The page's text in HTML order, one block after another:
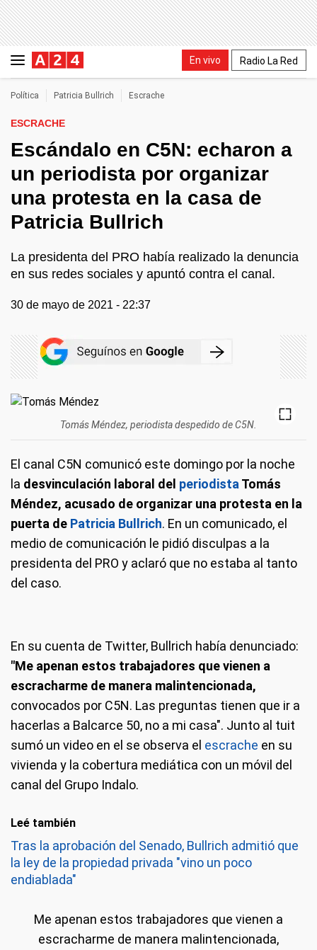
En vivo Radio La Red
Política Patricia Bullrich Escrache
ESCRACHE
Escándalo en C5N: echaron a
un periodista por organizar
una protesta en la casa de
Patricia Bullrich
La presidenta del PRO había realizado la denuncia
en sus redes sociales y apuntó contra el canal.
30 de mayo de 2021 - 22:37
Tomás Méndez, periodista despedido de C5N.
El canal C5N comunicó este domingo por la noche
la desvinculación laboral del periodista Tomás
Méndez, acusado de organizar una protesta en la
puerta de Patricia Bullrich. En un comunicado, el
medio de comunicación le pidió disculpas a la
presidenta del PRO y aclaró que no estaba al tanto
del caso.
En su cuenta de Twitter, Bullrich había denunciado:
"Me apenan estos trabajadores que vienen a
escracharme de manera malintencionada,
convocados por C5N. Las preguntas tienen que ir a
hacerlas a Balcarce 50, no a mi casa". Junto al tuit
sumó un video en el se observa el escrache en su
vivienda y la cobertura mediática con un móvil del
canal del Grupo Indalo.
Leé también
Tras la aprobación del Senado, Bullrich admitió que
la ley de la propiedad privada "vino un poco
endiablada"
Me apenan estos trabajadores que vienen a
escracharme de manera malintencionada,